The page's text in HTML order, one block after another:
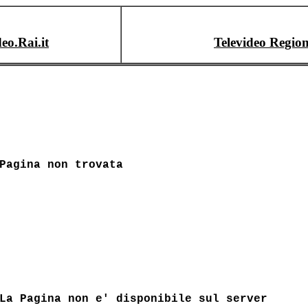
Televideo
Pagina non trovata
La Pagina non e' disponibile sul server